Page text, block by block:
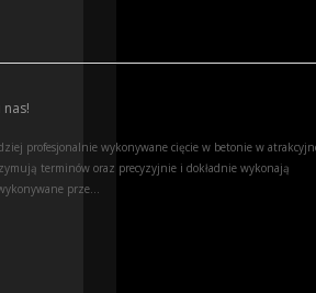
profesjonalnie wykonywane cięcie w betonie w
terminów oraz precyzyjnie i dokładnie wykonają
prze...